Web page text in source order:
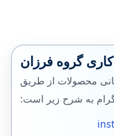
بکاپ محیط مجازی
مانيتورينگ شبکه
گروه فرزان
محصولات از طریق
به شرح زیر است: